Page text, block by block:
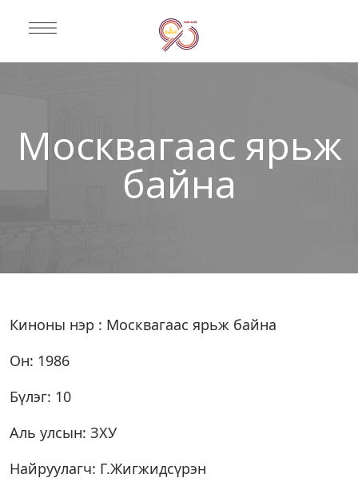
Москвагаас ярьж
байна
Киноны нэр : Москвагаас ярьж байна
Он: 1986
Бүлэг: 10
Аль улсын: ЗХУ
Найруулагч: Г.Жигжидсүрэн